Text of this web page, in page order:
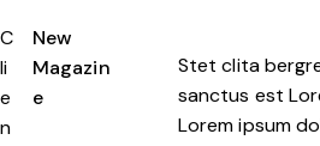
C
li
e
n
New
Magazin
e
Stet clita
sanctus est
Lorem ipsum